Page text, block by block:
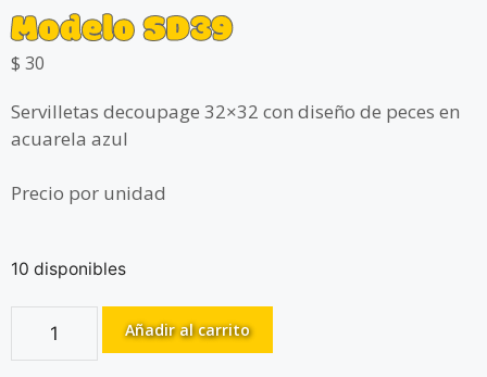
Modelo SD39
$ 30
Servilletas decoupage 32×32 con diseño de peces en
acuarela azul
Precio por unidad
10 disponibles
Añadir al carrito